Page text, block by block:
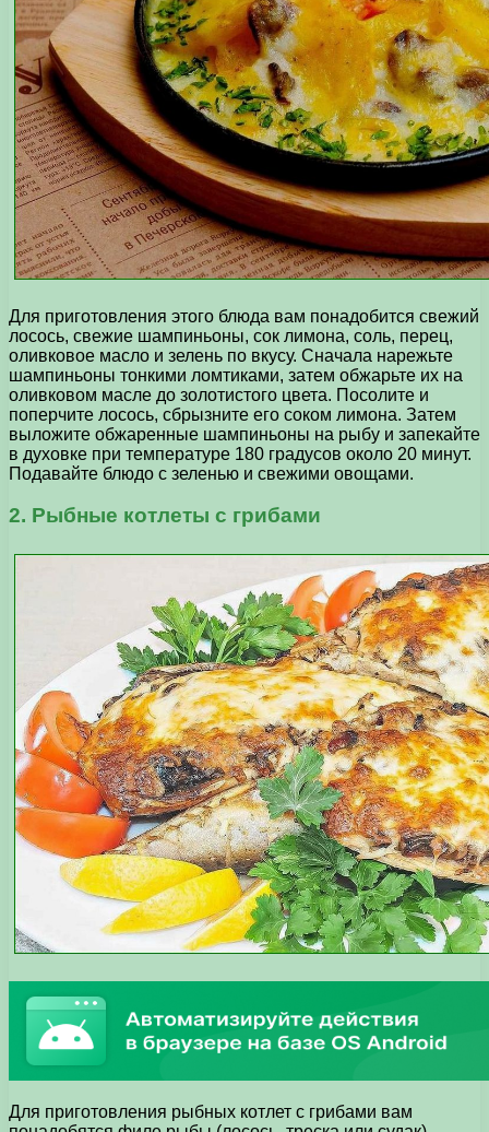
Для приготовления этого блюда вам понадобится свежий
лосось, свежие шампиньоны, сок лимона, соль, перец,
оливковое масло и зелень по вкусу. Сначала нарежьте
шампиньоны тонкими ломтиками, затем обжарьте их на
оливковом масле до золотистого цвета. Посолите и
поперчите лосось, сбрызните его соком лимона. Затем
выложите обжаренные шампиньоны на рыбу и запекайте
в духовке при температуре 180 градусов около 20 минут.
Подавайте блюдо с зеленью и свежими овощами.
2. Рыбные котлеты с грибами
Для приготовления рыбных котлет с грибами вам